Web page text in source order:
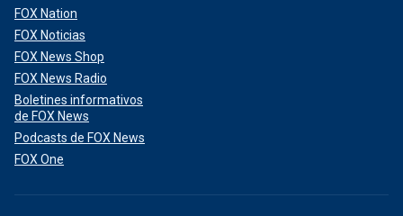
FOX Nation
FOX Noticias
FOX News Shop
FOX News Radio
Boletines informativos
de FOX News
Podcasts de FOX News
FOX One